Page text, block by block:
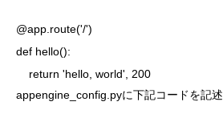
@app.route('/')
def hello():
    return 'hello, world', 200
appengine_config.pyに下記コードを記述